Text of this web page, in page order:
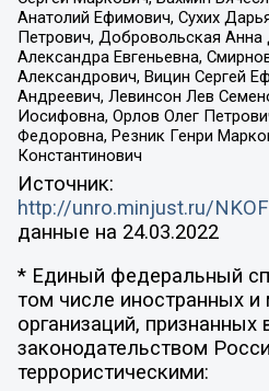
Анатолий Ефимович, Сухих
Петрович, Добровольская
Александра Евгеньевна,
Александрович, Вицин Сергей
Андреевич, Левинсон Лев
Иосифовна, Орлов Олег
Федоровна, Резник Генри
Константинович
Источник:
http://unro.minjust.ru/
данные на 24.03.2022
* Единый федеральный
том числе иностранных
организаций, признанных
законодательством
террористическими: